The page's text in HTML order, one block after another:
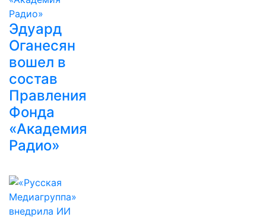
Эдуард
Оганесян
вошел в
состав
Правления
Фонда
«Академия
Радио»